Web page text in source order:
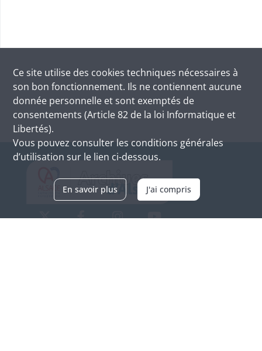
Ce site utilise des cookies techniques nécessaires à
son bon fonctionnement. Ils ne contiennent aucune
donnée personnelle et sont exemptés de
consentements (Article 82 de la loi Informatique et
Libertés).
Vous pouvez consulter les conditions générales
d’utilisation sur le lien ci-dessous.
En savoir plus J'ai compris